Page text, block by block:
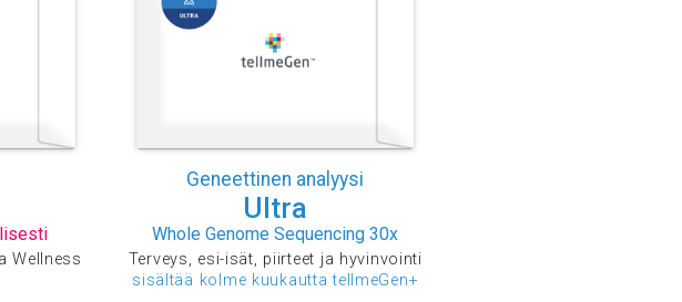
Wellness
Geneettinen analyysi
Ultra
Whole Genome Sequencing 30x
Terveys, esi-isät, piirteet ja hyvinvointi
sisältää kolme kuukautta tellmeGen+